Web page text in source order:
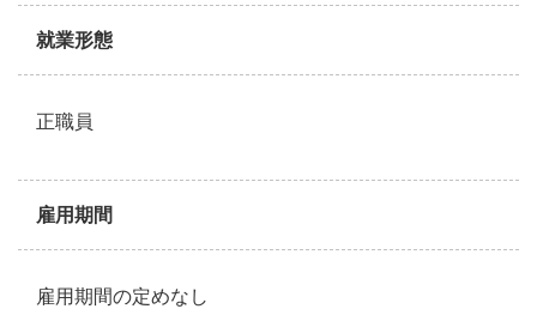
就業形態
正職員
雇用期間
雇用期間の定めなし